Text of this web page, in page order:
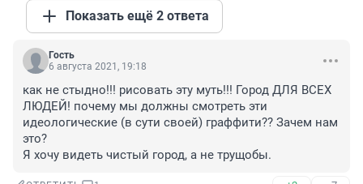
Показать ещё 2 ответа
Гость
6 августа 2021, 19:18
как не стыдно!!! рисовать эту муть!!! Город ДЛЯ ВСЕХ
ЛЮДЕЙ! почему мы должны смотреть эти
идеологические (в сути своей) граффити?? Зачем нам
это?
Я хочу видеть чистый город, а не трущобы.